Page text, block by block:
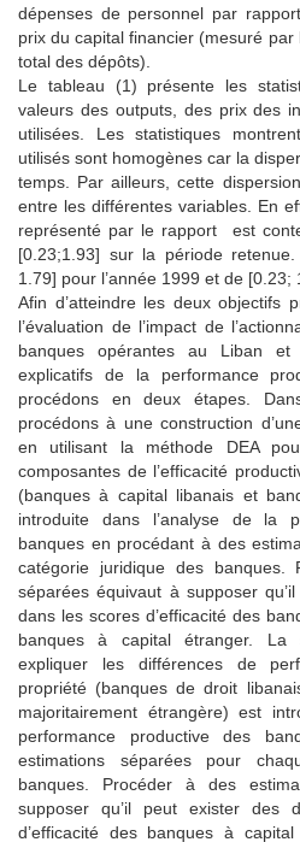
dépenses de personnel par
prix du capital financier (mesuré
total des dépôts).
Le tableau (1) présente les
valeurs des outputs, des prix des
utilisées. Les statistiques
utilisés sont homogènes car la
temps. Par ailleurs, cette
entre les différentes variables. En
représenté par le rapport est
[0.23;1.93] sur la période
1.79] pour l’année 1999 et de [0.23;
Afin d’atteindre les deux objectifs
l’évaluation de l’impact de
banques opérantes au Liban et
explicatifs de la performance
procédons en deux étapes.
procédons à une construction
en utilisant la méthode DEA
composantes de l’efficacité
(banques à capital libanais et
introduite dans l’analyse de la
banques en procédant à des
catégorie juridique des banques.
séparées équivaut à supposer
dans les scores d’efficacité des
banques à capital étranger. La
expliquer les différences de
propriété (banques de droit
majoritairement étrangère) est
performance productive des
estimations séparées pour
banques. Procéder à des
supposer qu’il peut exister des
d’efficacité des banques à